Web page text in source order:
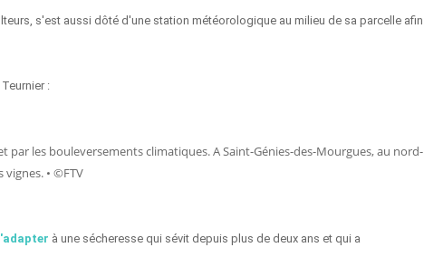
s'est aussi dôté d'une station météorologique au milieu de sa parcelle afin
:
les bouleversements climatiques. A Saint-Génies-des-Mourgues, au nord-
vignes. • ©FTV
à une sécheresse qui sévit depuis plus de deux ans et qui a